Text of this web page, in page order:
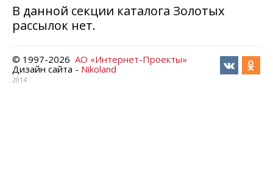
В данной секции каталога Золотых
рассылок нет.
© 1997-2026 АО «Интернет-Проекты»
Дизайн сайта - Nikoland
2014